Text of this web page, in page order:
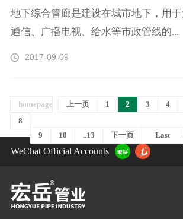
地下综合管廊是建设在城市地下，用于
通信、广播电视、给水等市政管线的...
2017-09-09
homepage 上一页 1 2 3 4
8
9
10 ..13 下一页 Last
WeChat Official Accounts